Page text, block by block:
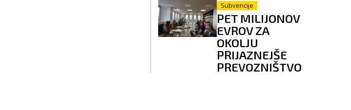
Subvencije
PET MILIJONOV
EVROV ZA
OKOLJU
PRIJAZNEJŠE
PREVOZNIŠTVO